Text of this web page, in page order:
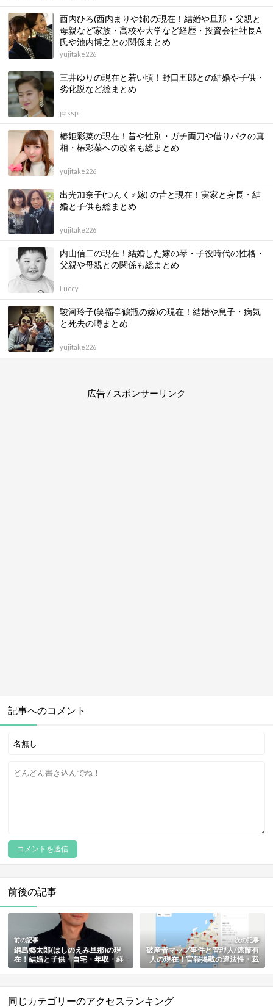
西内ひろ(西内まりや姉)の現在！結婚や旦那・父親と
母親など家族・高校や大学など経歴・投資会社社長A
氏や池内博之との関係まとめ
yujitake226
三井ゆりの現在と若い頃！野口五郎との結婚や子供・
劣化説など総まとめ
passpi
椿姫彩菜の現在！昔や性別・ガチ両刀や借りパクの真
相・椿彩菜への改名も総まとめ
yujitake226
出光加奈子(つんく♂嫁) の昔と現在！実家と身長・結
婚と子供も総まとめ
yujitake226
内山信二の現在！結婚した嫁の琴・子役時代の性格・
父親や母親との関係も総まとめ
Luccy
駿河玲子(笑福亭鶴瓶の嫁)の現在！結婚や息子・病気
と死去の噂まとめ
yujitake226
広告 / スポンサーリンク
記事へのコメント
前後の記事
前の記事
綱島郷太郎(はしのえみ旦那)の現
在！結婚と子供・自宅・年収・経
歴やプロフィールまとめ
次の記事
破産者マップ事件と管理人/遠藤有
人の現在！官報掲載の違法性・裁
判・削除され閲覧できない今もま
同じカテゴリーのアクセスランキング